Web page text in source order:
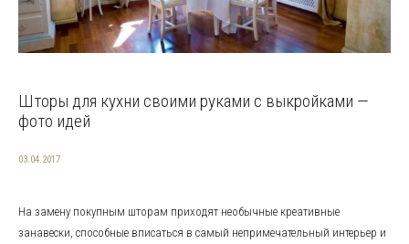
Шторы для кухни своими руками с выкройками —
фото идей
03.04.2017
На замену покупным шторам приходят необычные креативные
занавески, способные вписаться в самый непримечательный интерьер и